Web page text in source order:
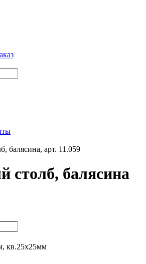
балясина, арт. 11.059
столб, балясина
кв.25х25мм